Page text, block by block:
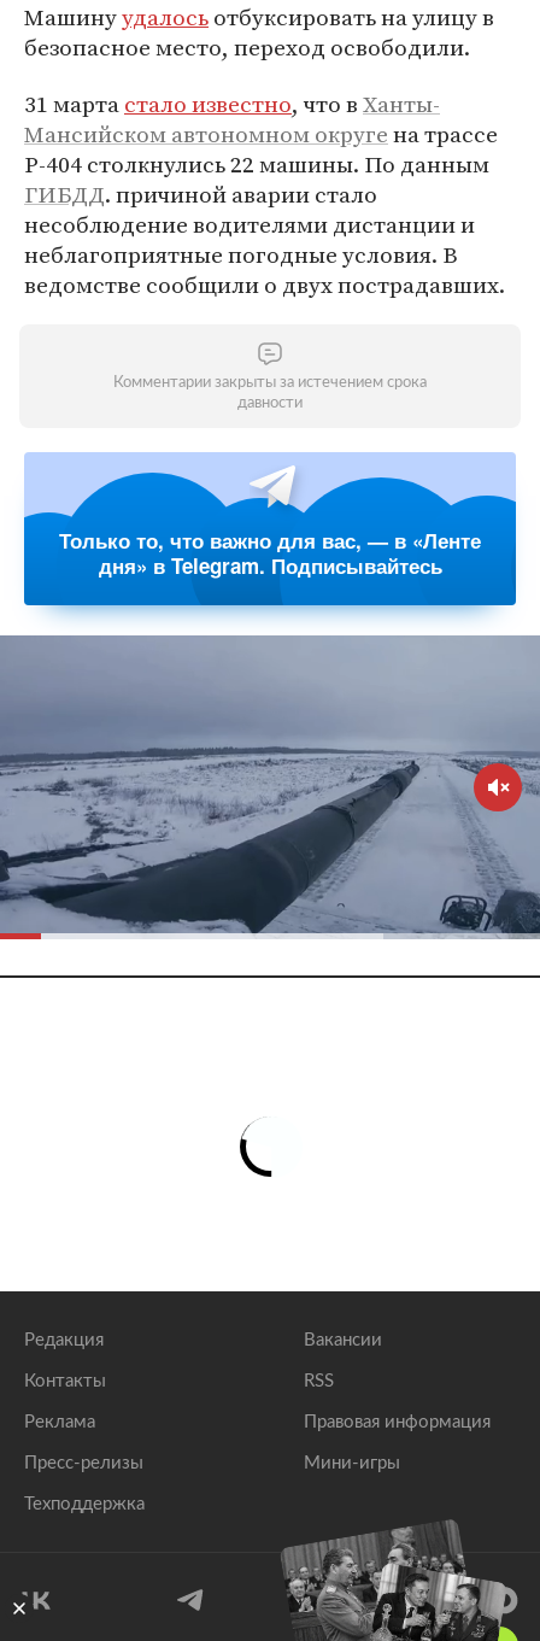
Машинуудалосьотбуксировать на улицу в
безопасное место, переход освободили.
31 мартастало известно, что вХанты-
Мансийском автономном округена трассе
Р-404 столкнулись 22 машины. По данным
ГИБДД. причиной аварии стало
несоблюдение водителями дистанции и
неблагоприятные погодные условия. В
ведомстве сообщили о двух пострадавших.
Комментарии закрыты за истечением срока
давности
Только то, что важно для вас, — в «Ленте
дня» в Telegram. Подписывайтесь
Редакция
Контакты
Реклама
Пресс-релизы
Техподдержка
Вакансии
RSS
Правовая информация
Мини-игры